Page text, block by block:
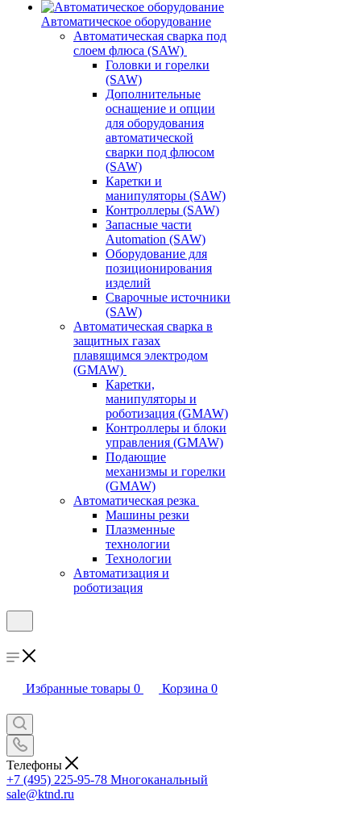
Автоматическое оборудование
Автоматическая сварка под
слоем флюса (SAW)
Головки и горелки
(SAW)
Дополнительные
оснащение и опции
для оборудования
автоматической
сварки под флюсом
(SAW)
Каретки и
манипуляторы (SAW)
Контроллеры (SAW)
Запасные части
Automation (SAW)
Оборудование для
позиционирования
изделий
Сварочные источники
(SAW)
Автоматическая сварка в
защитных газах
плавящимся электродом
(GMAW)
Каретки,
манипуляторы и
роботизация (GMAW)
Контроллеры и блоки
управления (GMAW)
Подающие
механизмы и горелки
(GMAW)
Автоматическая резка
Машины резки
Плазменные
технологии
Технологии
Автоматизация и
роботизация
Избранные товары 0 Корзина 0
Телефоны
+7 (495) 225-95-78 Многоканальный
sale@ktnd.ru